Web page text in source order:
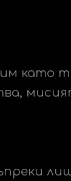
като